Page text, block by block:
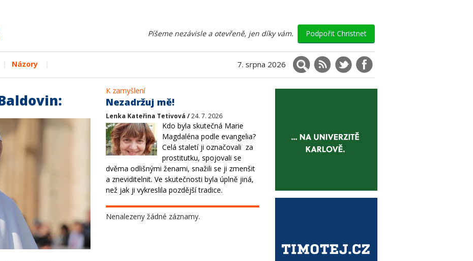
Píšeme nezávisle a otevřeně, jen díky vám. Podpořit Christnet
Názory 7. srpna 2026 Vyhledávání
RSS X (Twitter)
Facebook
K zamyšlení
Nezadržuj mě!
Lenka Kateřina Tetivová /24. 7. 2026
Kdo byla skutečná Marie
Magdaléna podle evangelia?
Celá staletí ji označovali za
prostitutku, spojovali se
dvěma odlišnými ženami, snažili se ji zmenšit
a zneviditelnit. Ve skutečnosti byla úplně jiná,
než jak ji vykreslila pozdější tradice.
Nenalezeny žádné záznamy.